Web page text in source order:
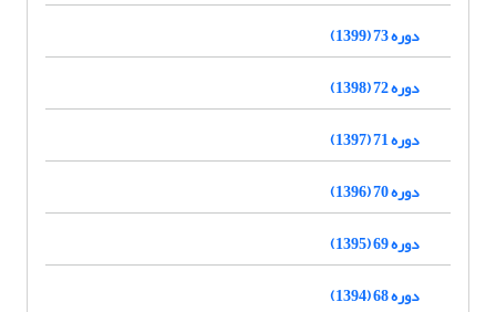
دوره 73 (1399)
دوره 72 (1398)
دوره 71 (1397)
دوره 70 (1396)
دوره 69 (1395)
دوره 68 (1394)